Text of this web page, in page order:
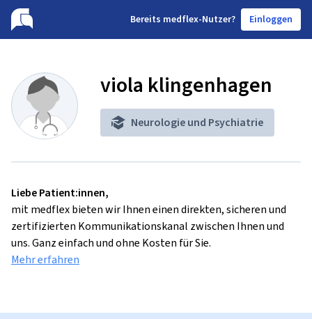
Bereits medflex-Nutzer? Einloggen
viola klingenhagen
Neurologie und Psychiatrie
Liebe Patient:innen,
mit medflex bieten wir Ihnen einen direkten, sicheren und
zertifizierten Kommunikationskanal zwischen Ihnen und
uns. Ganz einfach und ohne Kosten für Sie.
Mehr erfahren